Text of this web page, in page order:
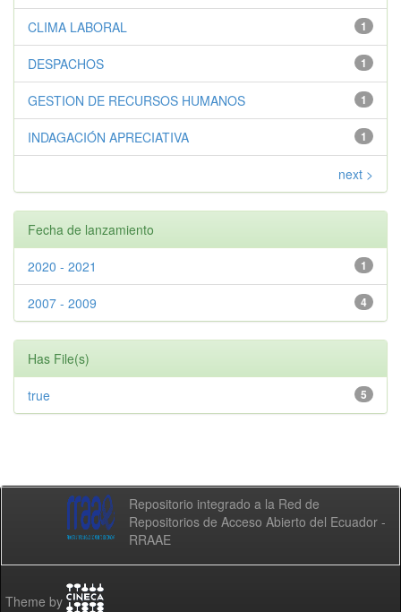
1
CLIMA LABORAL
1
DESPACHOS
1
GESTION DE RECURSOS HUMANOS
1
INDAGACIÓN APRECIATIVA
next >
Fecha de lanzamiento
1
2020 - 2021
4
2007 - 2009
Has File(s)
5
true
Repositorio integrado a la Red de
Repositorios de Acceso Abierto del Ecuador -
RRAAE
Theme by